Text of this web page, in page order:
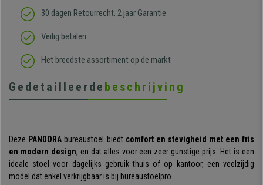
30 dagen Retourrecht, 2 jaar Garantie
Veilig betalen
Het breedste assortiment op de markt
Gedetailleerde beschrijving
Deze PANDORA bureaustoel biedt comfort en stevigheid met een fris
en modern design, en dat alles voor een zeer gunstige prijs. Het is een
ideale stoel voor dagelijks gebruik thuis of op kantoor, een veelzijdig
model dat enkel verkrijgbaar is bij bureaustoelpro.